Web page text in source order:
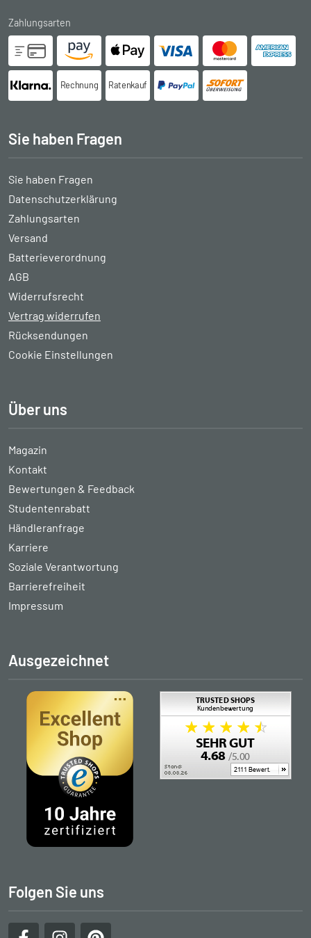
Zahlungsarten
Rechnung Ratenkauf
Sie haben Fragen
Sie haben Fragen
Datenschutzerklärung
Zahlungsarten
Versand
Batterieverordnung
AGB
Widerrufsrecht
Vertrag widerrufen
Rücksendungen
Cookie Einstellungen
Über uns
Magazin
Kontakt
Bewertungen & Feedback
Studentenrabatt
Händleranfrage
Karriere
Soziale Verantwortung
Barrierefreiheit
Impressum
Ausgezeichnet
Folgen Sie uns